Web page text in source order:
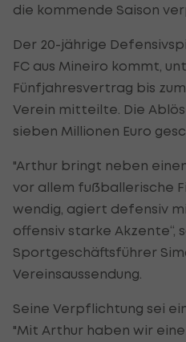
die kommende Saison
Der 20-jährige
FC aus Mineiro kommt,
Fünfjahresvertrag bis
Verein mitteilte. Die
sieben Millionen Euro
"Arthur bringt neben
vor allem fußballerische
wendig, agiert defensiv
offensiv starke Akzente“,
Sportgeschäftsführer
Vereinsaussendung.
Seine Verpflichtung sei
"Mit Arthur haben wir